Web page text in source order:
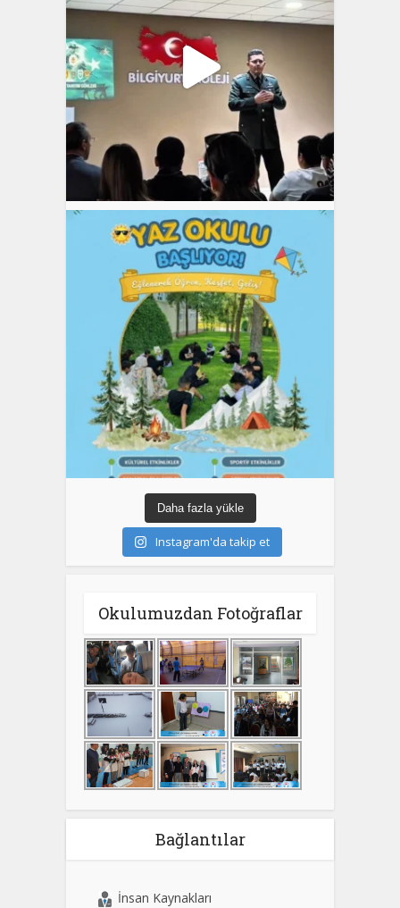
Daha fazla yükle
Instagram'da takip et
Okulumuzdan Fotoğraflar
Bağlantılar
İnsan Kaynakları